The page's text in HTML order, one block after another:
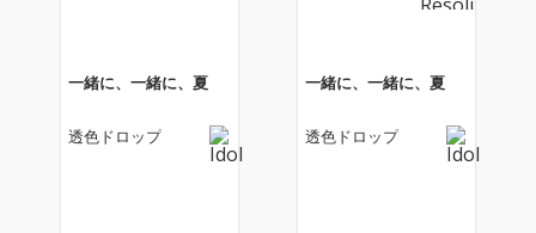
一緒に、一緒に、夏
透色ドロップ
一緒に、一緒に、夏
透色ドロップ